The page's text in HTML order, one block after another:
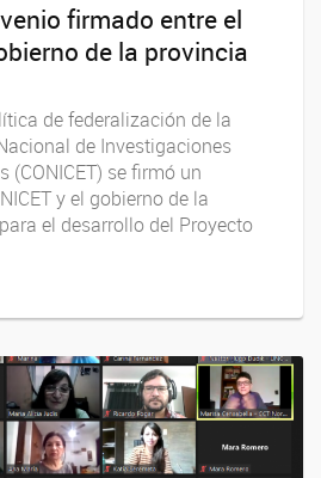
firmado entre el
de la provincia
de federalización de la
de Investigaciones
(CONICET) se firmó un
y el gobierno de la
el desarrollo del Proyecto